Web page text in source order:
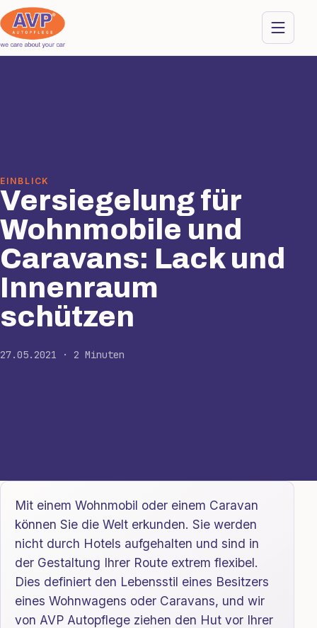
EINBLICK
Versiegelung für
Wohnmobile und
Caravans: Lack und
Innenraum
schützen
27.05.2021 · 2 Minuten
Mit einem Wohnmobil oder einem Caravan
können Sie die Welt erkunden. Sie werden
nicht durch Hotels aufgehalten und sind in
der Gestaltung Ihrer Route extrem flexibel.
Dies definiert den Lebensstil eines Besitzers
eines Wohnwagens oder Caravans, und wir
von AVP Autopflege ziehen den Hut vor Ihrer